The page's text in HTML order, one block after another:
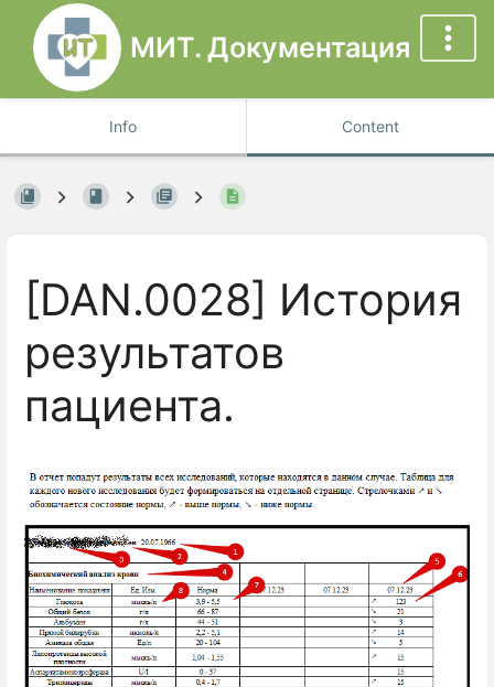
МИТ. Документация
Info Content
[DAN.0028] История
результатов
пациента.